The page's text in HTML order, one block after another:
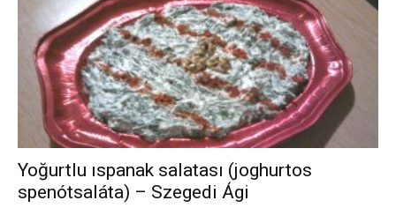
Yoğurtlu ıspanak salatası (joghurtos
spenótsaláta) – Szegedi Ági